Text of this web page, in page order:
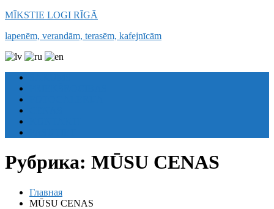
MĪKSTIE LOGI RĪGĀ
lapenēm, verandām, terasēm, kafejnīcām
Рубрика: MŪSU CENAS
Главная
MŪSU CENAS